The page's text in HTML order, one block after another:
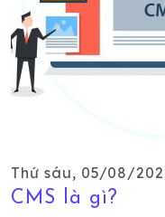
Thứ sáu, 05/08/
CMS là gì?